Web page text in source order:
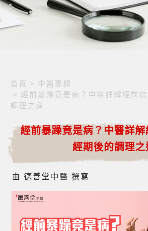
首頁 > 中醫專欄
> 經前暴躁竟是病？中醫詳解經前
調理之道
經前暴躁竟是病？中醫詳
經期後的調理之
由 德善堂中醫 撰寫